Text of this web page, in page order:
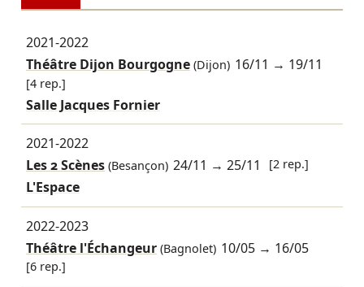
2021-2022
Théâtre Dijon Bourgogne(Dijon) 16/11 → 19/11
[4 rep.]
Salle Jacques Fornier
2021-2022
Les 2 Scènes(Besançon) 24/11 →25/11 [2 rep.]
L'Espace
2022-2023
Théâtre l'Échangeur(Bagnolet) 10/05 → 16/05
[6 rep.]